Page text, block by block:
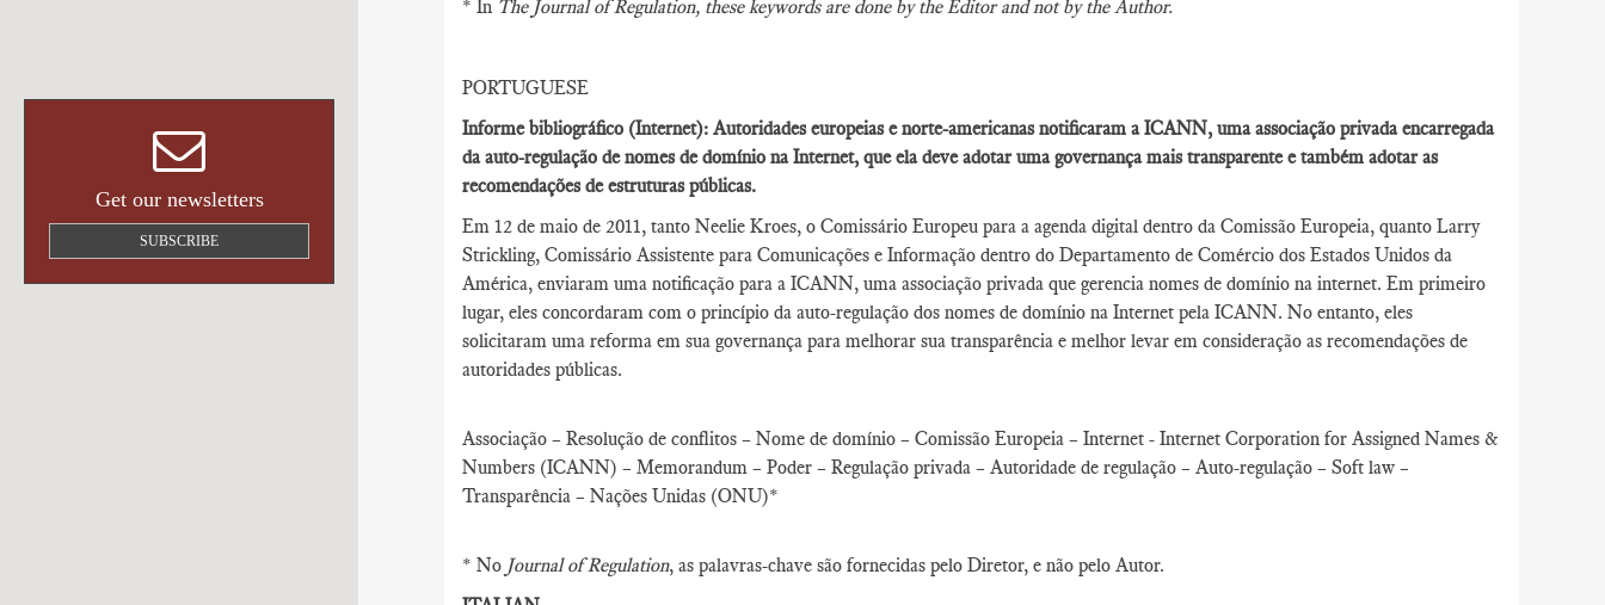
Get our newsletters
SUBSCRIBE
* In The Journal of Regulation, these keywords are done by the Editor and not by the Author.
PORTUGUESE
Informe bibliográfico (Internet): Autoridades europeias e norte-americanas notificaram a ICANN, uma associação privada encarregada
da auto-regulação de nomes de domínio na Internet, que ela deve adotar uma governança mais transparente e também adotar as
recomendações de estruturas públicas.
Em 12 de maio de 2011, tanto Neelie Kroes, o Comissário Europeu para a agenda digital dentro da Comissão Europeia, quanto Larry
Strickling, Comissário Assistente para Comunicações e Informação dentro do Departamento de Comércio dos Estados Unidos da
América, enviaram uma notificação para a ICANN, uma associação privada que gerencia nomes de domínio na internet. Em primeiro
lugar, eles concordaram com o princípio da auto-regulação dos nomes de domínio na Internet pela ICANN. No entanto, eles
solicitaram uma reforma em sua governança para melhorar sua transparência e melhor levar em consideração as recomendações de
autoridades públicas.
Associação – Resolução de conflitos – Nome de domínio – Comissão Europeia – Internet - Internet Corporation for Assigned Names &
Numbers (ICANN) – Memorandum – Poder – Regulação privada – Autoridade de regulação – Auto-regulação – Soft law –
Transparência – Nações Unidas (ONU)*
* No Journal of Regulation, as palavras-chave são fornecidas pelo Diretor, e não pelo Autor.